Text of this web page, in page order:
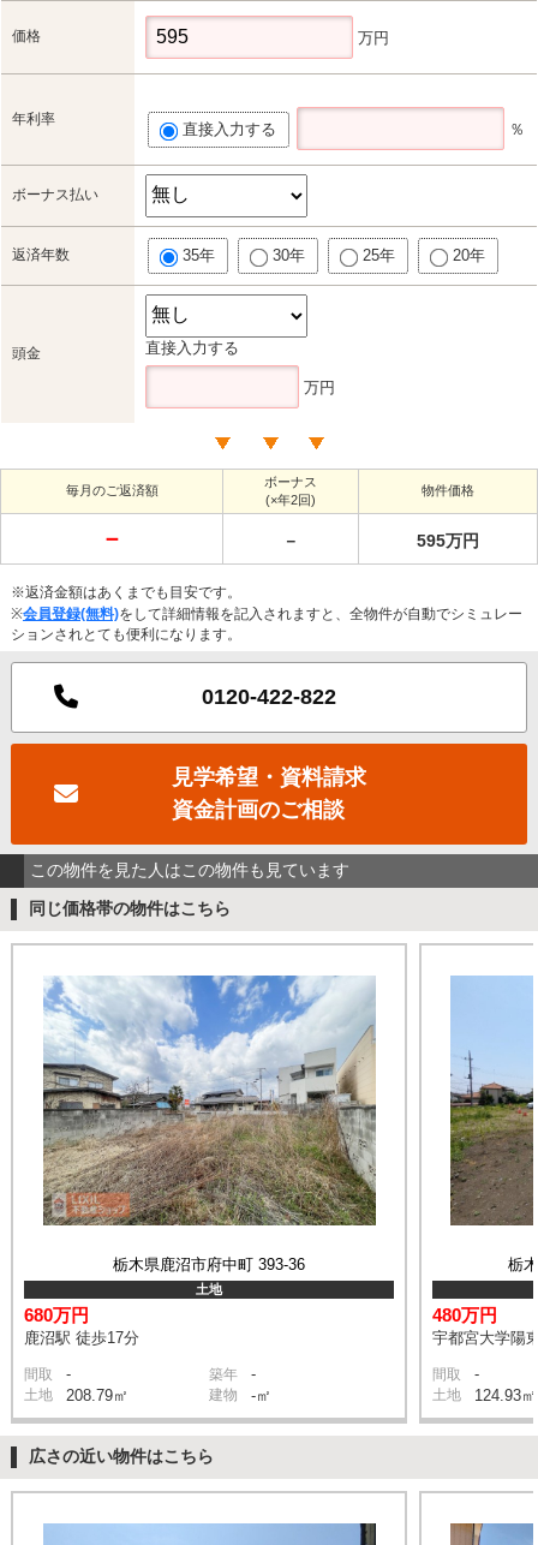
価格 万円
年利率
直接入力する ％
ボーナス払い
返済年数 35年 30年 25年 20年
頭金 直接入力する
万円
毎月のご返済額
ボーナス
(×年2回)
物件価格
－ － 595万円
※返済金額はあくまでも目安です。
※会員登録(無料)をして詳細情報を記入されますと、全物件が自動でシミュレー
ションされとても便利になります。
0120-422-822
見学希望・資料請求
資金計画のご相談
この物件を見た人はこの物件も見ています
同じ価格帯の物件はこちら
栃木県鹿沼市府中町 393-36
土地
680万円
鹿沼駅 徒歩17分
間取 - 築年 -
土地 208.79㎡ 建物 -㎡
栃
480万円
宇都宮大学陽
間取 -
土地 124.93㎡
広さの近い物件はこちら